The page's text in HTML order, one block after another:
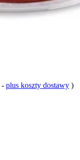
- plus koszty dostawy )